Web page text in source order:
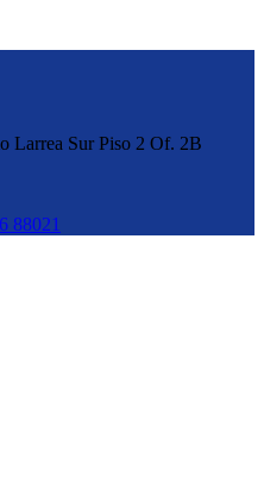
Larrea Sur Piso 2 Of. 2B
88021